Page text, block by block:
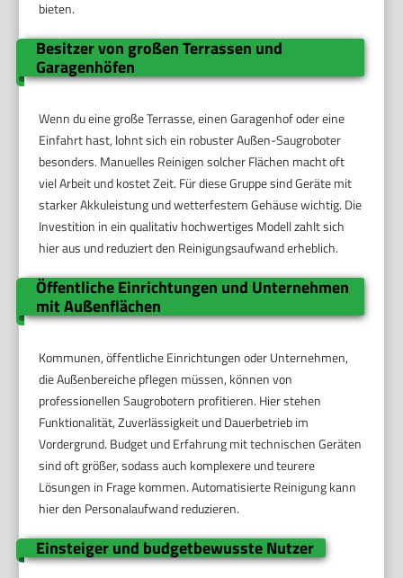
bieten.
Besitzer von großen Terrassen und
Garagenhöfen
Wenn du eine große Terrasse, einen Garagenhof oder eine
Einfahrt hast, lohnt sich ein robuster Außen-Saugroboter
besonders. Manuelles Reinigen solcher Flächen macht oft
viel Arbeit und kostet Zeit. Für diese Gruppe sind Geräte mit
starker Akkuleistung und wetterfestem Gehäuse wichtig. Die
Investition in ein qualitativ hochwertiges Modell zahlt sich
hier aus und reduziert den Reinigungsaufwand erheblich.
Öffentliche Einrichtungen und Unternehmen
mit Außenflächen
Kommunen, öffentliche Einrichtungen oder Unternehmen,
die Außenbereiche pflegen müssen, können von
professionellen Saugrobotern profitieren. Hier stehen
Funktionalität, Zuverlässigkeit und Dauerbetrieb im
Vordergrund. Budget und Erfahrung mit technischen Geräten
sind oft größer, sodass auch komplexere und teurere
Lösungen in Frage kommen. Automatisierte Reinigung kann
hier den Personalaufwand reduzieren.
Einsteiger und budgetbewusste Nutzer